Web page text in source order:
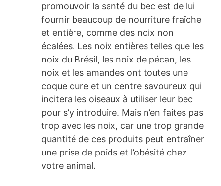
promouvoir la santé du bec est de lui
fournir beaucoup de nourriture fraîche
et entière, comme des noix non
écalées. Les noix entières telles que les
noix du Brésil, les noix de pécan, les
noix et les amandes ont toutes une
coque dure et un centre savoureux qui
incitera les oiseaux à utiliser leur bec
pour s’y introduire. Mais n’en faites pas
trop avec les noix, car une trop grande
quantité de ces produits peut entraîner
une prise de poids et l’obésité chez
votre animal.